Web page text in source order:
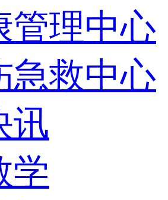
管理中心
急救中心
讯
学